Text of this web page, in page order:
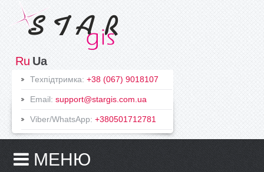
Ru Ua
Техпідтримка:+38 (067) 9018107
Email:support@stargis.com.ua
Viber/WhatsApp:+380501712781
головну
(укр.версія)
Конвертер
ГІС
МЕНЮ